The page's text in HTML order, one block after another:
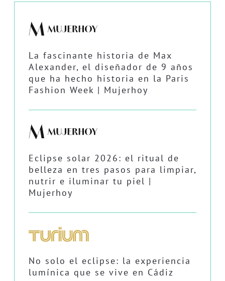
La fascinante historia de Max
Alexander, el diseñador de 9 años
que ha hecho historia en la Paris
Fashion Week | Mujerhoy
Eclipse solar 2026: el ritual de
belleza en tres pasos para limpiar,
nutrir e iluminar tu piel |
Mujerhoy
No solo el eclipse: la experiencia
lumínica que se vive en Cádiz